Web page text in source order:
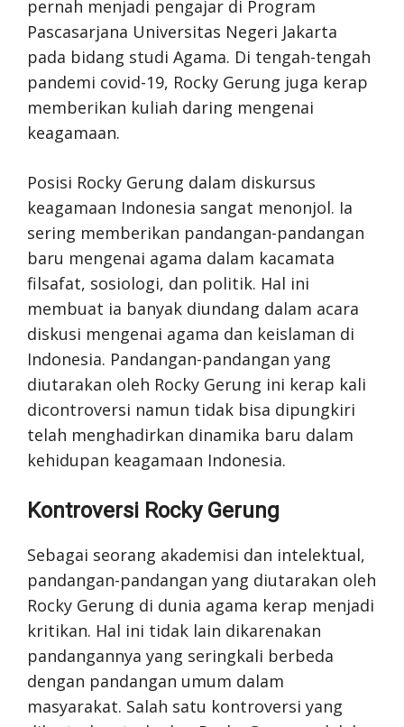
pernah menjadi pengajar di Program
Pascasarjana Universitas Negeri Jakarta
pada bidang studi Agama. Di tengah-tengah
pandemi covid-19, Rocky Gerung juga kerap
memberikan kuliah daring mengenai
keagamaan.
Posisi Rocky Gerung dalam diskursus
keagamaan Indonesia sangat menonjol. Ia
sering memberikan pandangan-pandangan
baru mengenai agama dalam kacamata
filsafat, sosiologi, dan politik. Hal ini
membuat ia banyak diundang dalam acara
diskusi mengenai agama dan keislaman di
Indonesia. Pandangan-pandangan yang
diutarakan oleh Rocky Gerung ini kerap kali
dicontroversi namun tidak bisa dipungkiri
telah menghadirkan dinamika baru dalam
kehidupan keagamaan Indonesia.
Kontroversi Rocky Gerung
Sebagai seorang akademisi dan intelektual,
pandangan-pandangan yang diutarakan oleh
Rocky Gerung di dunia agama kerap menjadi
kritikan. Hal ini tidak lain dikarenakan
pandangannya yang seringkali berbeda
dengan pandangan umum dalam
masyarakat. Salah satu kontroversi yang